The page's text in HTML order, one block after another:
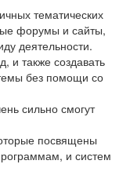
тематических
форумы и сайты,
деятельности.
и также создавать
без помощи со
сильно смогут
посвящены
и систем